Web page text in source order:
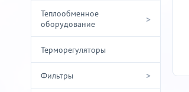
Теплообменное
оборудование
>
Терморегуляторы
Фильтры >